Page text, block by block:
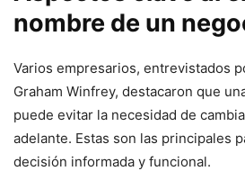
nombre de un
Varios empresarios, entrevistados
Graham Winfrey, destacaron que
puede evitar la necesidad de
adelante. Estas son las principales
decisión informada y funcional.